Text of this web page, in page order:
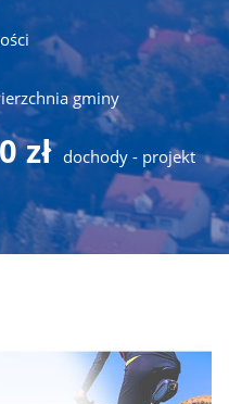
gminy
zł dochody - projekt